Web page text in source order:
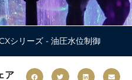
シリーズ - 油圧水位制御
ア